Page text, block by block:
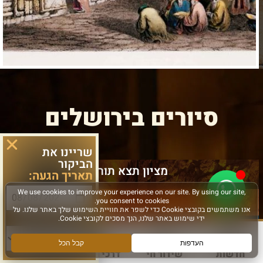
סיורים בירושלים
מציון תצא תורה
חדשות שידור חי דרכי הגעה עוד
שריינו את
הביקור
תאריך הגעה:
סוג פעילות: